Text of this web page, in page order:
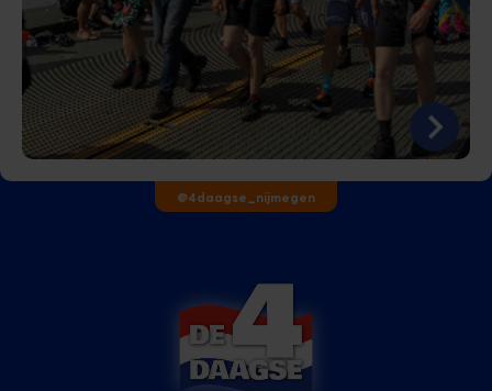
@4daagse_nijmegen